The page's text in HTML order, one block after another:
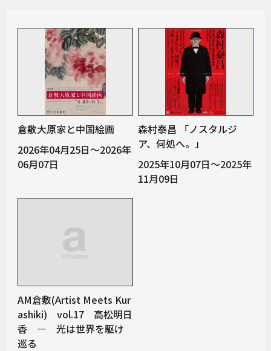
倉敷大原家と中国絵画
2026年04月25日～2026年
06月07日
森村泰昌 「ノスタルジ
ア、何処へ。」
2025年10月07日～2025年
11月09日
AM倉敷(Artist Meets Kur
ashiki) vol.17 高松明日
香 — 光は世界を駆け
巡る